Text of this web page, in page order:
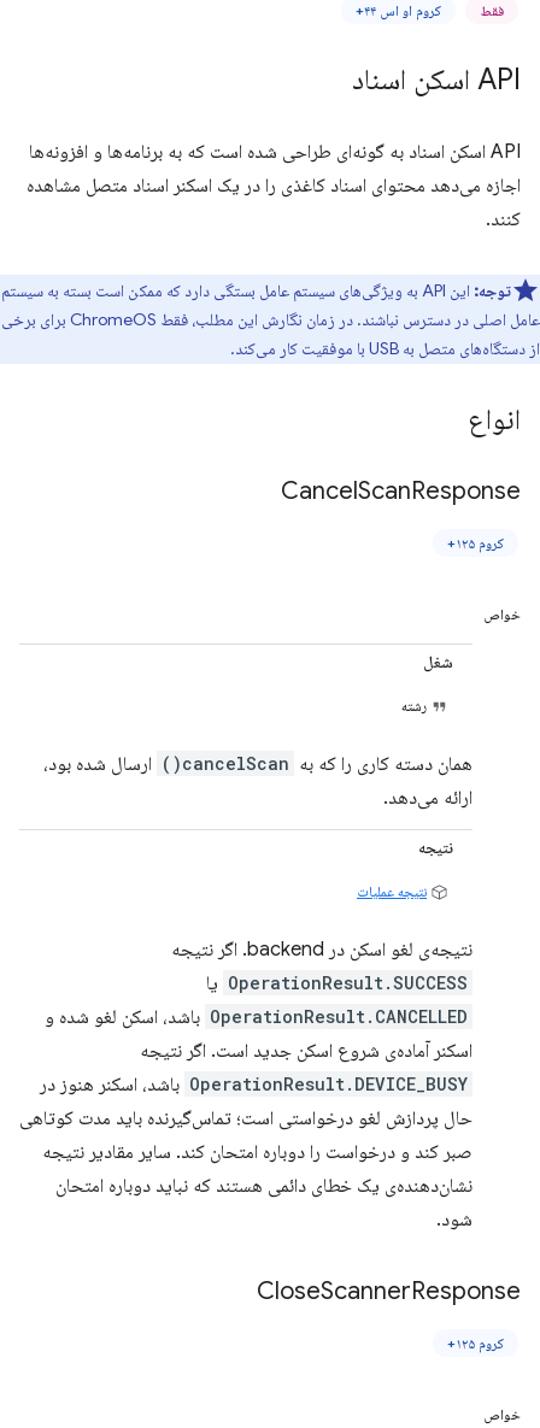
فقط کروم او اس ۴۴+
API اسکن اسناد
API اسکن اسناد به گونه‌ای طراحی شده است که به برنامه‌ها و افزونه‌ها
اجازه می‌دهد محتوای اسناد کاغذی را در یک اسکنر اسناد متصل مشاهده
کنند.
توجه:
این API به ویژگی‌های سیستم عامل بستگی دارد که ممکن است بسته به سیستم
عامل اصلی در دسترس نباشند. در زمان نگارش این مطلب، فقط ChromeOS برای برخی
از دستگاه‌های متصل به USB با موفقیت کار می‌کند.
انواع
CancelScanResponse
کروم ۱۲۵+
خواص
شغل
رشته
همان دسته کاری را که به cancelScan()
ارسال شده بود،
ارائه می‌دهد.
نتیجه
نتیجه عملیات
نتیجه‌ی لغو اسکن در backend. اگر نتیجه
OperationResult.SUCCESS یا
OperationResult.CANCELLED باشد، اسکن لغو شده و
اسکنر آماده‌ی شروع اسکن جدید است. اگر نتیجه
OperationResult.DEVICE_BUSY باشد، اسکنر هنوز در
حال پردازش لغو درخواستی است؛ تماس‌گیرنده باید مدت کوتاهی
صبر کند و درخواست را دوباره امتحان کند. سایر مقادیر نتیجه
نشان‌دهنده‌ی یک خطای دائمی هستند که نباید دوباره امتحان
شود.
CloseScannerResponse
کروم ۱۲۵+
خواص